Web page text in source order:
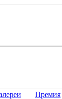
Премия